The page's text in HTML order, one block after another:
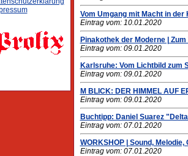
Vom Umgang mit Macht in der
Eintrag vom: 10.01.2020
Pinakothek der Moderne |
Eintrag vom: 09.01.2020
Karlsruhe: Vom Lichtbild zum
Eintrag vom: 09.01.2020
M BLICK: DER HIMMEL AUF
Eintrag vom: 09.01.2020
Buchtipp: Daniel Suarez
Eintrag vom: 07.01.2020
WORKSHOP | Sound, Melodie,
Eintrag vom: 07.01.2020